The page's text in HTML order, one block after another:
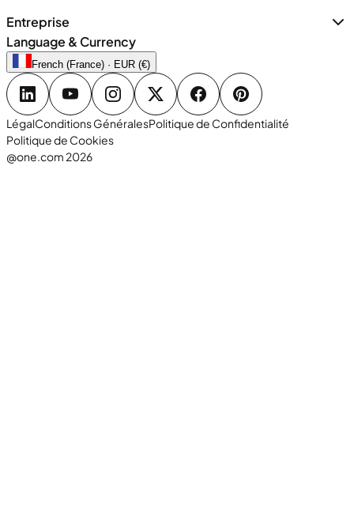
Entreprise
Language & Currency
French (France) · EUR (€)
LégalConditions GénéralesPolitique de Confidentialité
Politique de Cookies
@one.com 2026